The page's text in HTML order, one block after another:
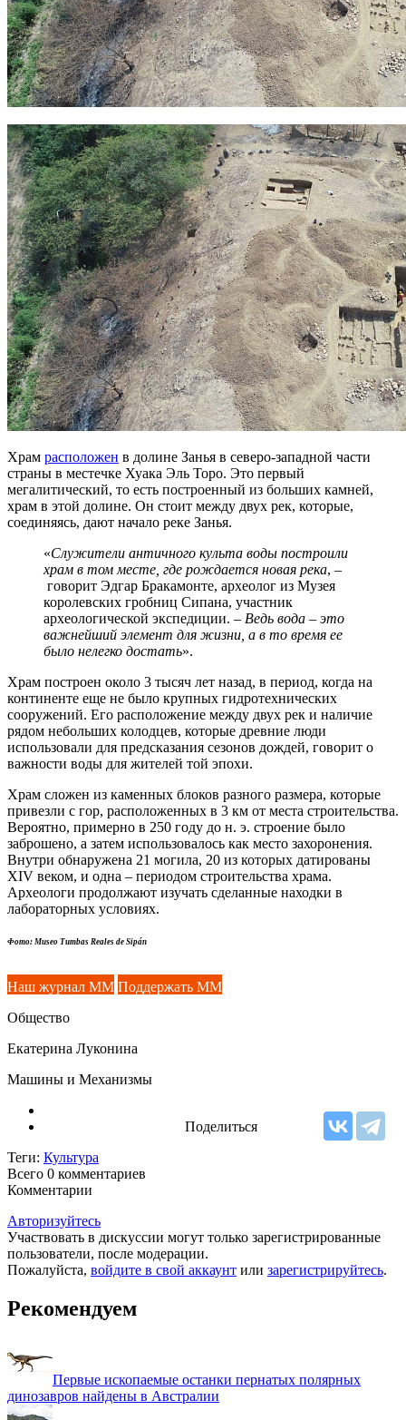
Храм расположен в долине Занья в северо-западной части
страны в местечке Хуака Эль Торо. Это первый
мегалитический, то есть построенный из больших камней,
храм в этой долине. Он стоит между двух рек, которые,
соединяясь, дают начало реке Занья.
«Служители античного культа воды построили
храм в том месте, где рождается новая река, –
говорит Эдгар Бракамонте, археолог из Музея
королевских гробниц Сипана, участник
археологической экспедиции. – Ведь вода – это
важнейший элемент для жизни, а в то время ее
было нелегко достать».
Храм построен около 3 тысяч лет назад, в период, когда на
континенте еще не было крупных гидротехнических
сооружений. Его расположение между двух рек и наличие
рядом небольших колодцев, которые древние люди
использовали для предсказания сезонов дождей, говорит о
важности воды для жителей той эпохи.
Храм сложен из каменных блоков разного размера, которые
привезли с гор, расположенных в 3 км от места строительства.
Вероятно, примерно в 250 году до н. э. строение было
заброшено, а затем использовалось как место захоронения.
Внутри обнаружена 21 могила, 20 из которых датированы
XIV веком, и одна – периодом строительства храма.
Археологи продолжают изучать сделанные находки в
лабораторных условиях.
Фото: Museo Tumbas Reales de Sipán
Наш журнал ММ Поддержать ММ
Общество
Екатерина Луконина
Машины и Механизмы
Поделиться
Теги: Культура
Всего 0 комментариев
Комментарии
Авторизуйтесь
Участвовать в дискуссии могут только зарегистрированные
пользователи, после модерации.
Пожалуйста, войдите в свой аккаунт или зарегистрируйтесь.
Рекомендуем
Первые ископаемые останки пернатых полярных
динозавров найдены в Австралии